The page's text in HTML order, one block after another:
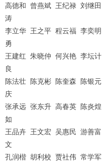
高德和
曾燕斌 王纪禄 刘继田
涛
李立华 王之平 程云福 李奕明
勇
王建红 朱晓仲 何兴艳 李坛计
良
陈法壮
陈克彬 陈奎森 陈银元
庆
张承远 张东升 高春英 陈炎煌
如
王品卉 王文宏 吴惠民 游善富
文
孔润楷 胡利校 贾社伟 常学军